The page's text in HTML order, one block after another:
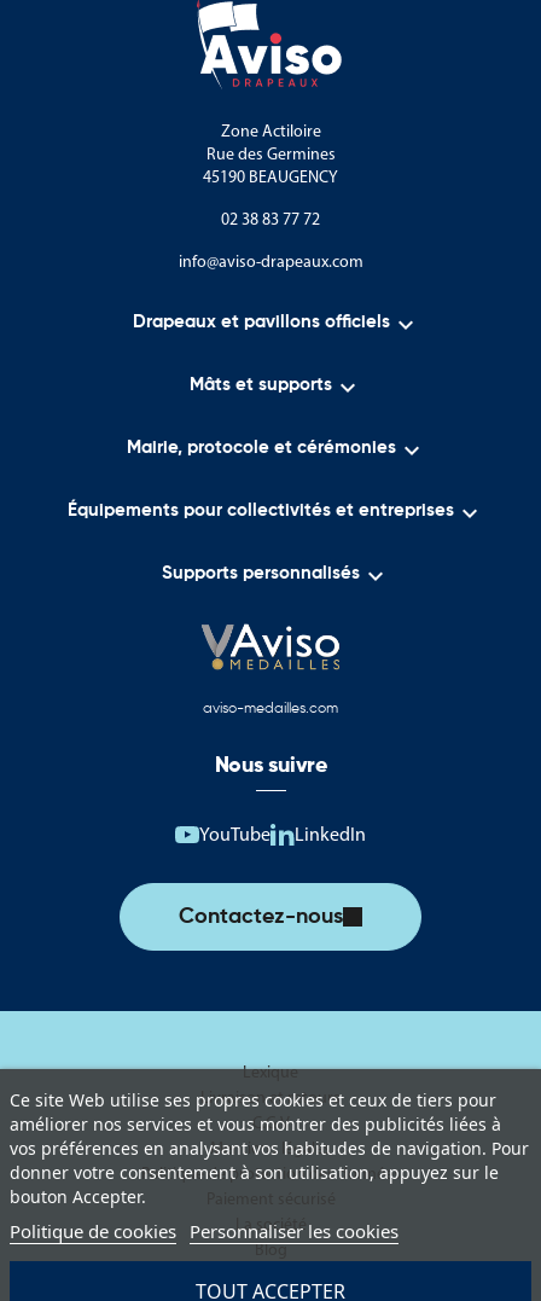
Zone Actiloire
Rue des Germines
45190 BEAUGENCY
02 38 83 77 72
info@aviso-drapeaux.com
Drapeaux et pavillons officiels 
Mâts et supports 
Mairie, protocole et cérémonies 
Équipements pour collectivités et entreprises 
Supports personnalisés 
Ce site Web utilise ses propres cookies et ceux de tiers pour
améliorer nos services et vous montrer des publicités liées à
vos préférences en analysant vos habitudes de navigation. Pour
donner votre consentement à son utilisation, appuyez sur le
bouton Accepter.
Politique de cookies Personnaliser les cookies
TOUT ACCEPTER
aviso-medailles.com
Nous suivre
YouTube LinkedIn
Contactez-nous
Lexique
Livraison et retours
C.G.V
Mentions légales
Politique de protection des données
La société
Blog